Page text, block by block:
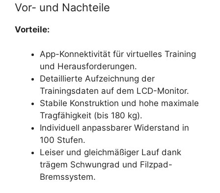
Vor- und Nachteile
Vorteile:
App-Konnektivität für virtuelles Training
und Herausforderungen.
Detaillierte Aufzeichnung der
Trainingsdaten auf dem LCD-Monitor.
Stabile Konstruktion und hohe maximale
Tragfähigkeit (bis 180 kg).
Individuell anpassbarer Widerstand in
100 Stufen.
Leiser und gleichmäßiger Lauf dank
trägem Schwungrad und Filzpad-
Bremssystem.